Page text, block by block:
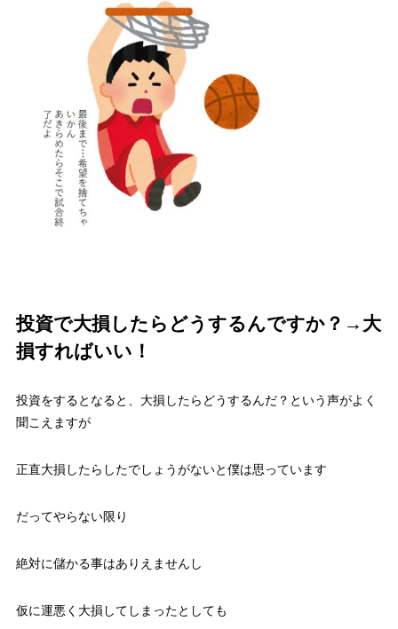
投資で大損したらどうするんですか？→大
損すればいい！
投資をするとなると、大損したらどうするんだ？という声がよく
聞こえますが
正直大損したらしたでしょうがないと僕は思っています
だってやらない限り
絶対に儲かる事はありえませんし
仮に運悪く大損してしまったとしても